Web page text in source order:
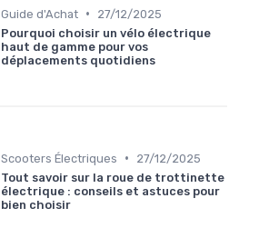
Guide d'Achat •
27/12/2025
Pourquoi choisir un vélo électrique
haut de gamme pour vos
déplacements quotidiens
Scooters Électriques •
27/12/2025
Tout savoir sur la roue de trottinette
électrique : conseils et astuces pour
bien choisir